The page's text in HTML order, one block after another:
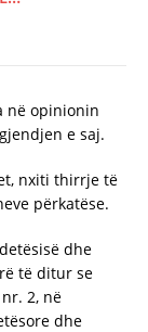
në opinionin
e saj.
nxiti thirrje të
përkatëse.
dhe
të ditur se
2, në
dhe